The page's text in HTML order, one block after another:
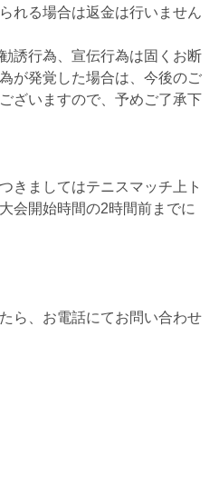
れる場合は返金は行いません
誘行為、宣伝行為は固くお断
が発覚した場合は、今後のご
ざいますので、予めご了承下
きましてはテニスマッチ上ト
会開始時間の2時間前までに
ら、お電話にてお問い合わせ